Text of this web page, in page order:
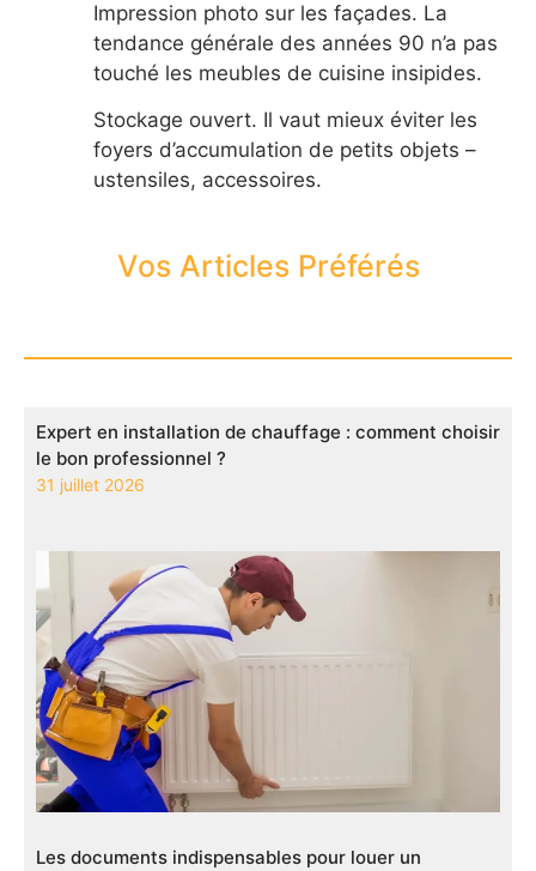
Impression photo sur les façades. La
tendance générale des années 90 n’a pas
touché les meubles de cuisine insipides.
Stockage ouvert. Il vaut mieux éviter les
foyers d’accumulation de petits objets –
ustensiles, accessoires.
Vos Articles Préférés
Expert en installation de chauffage : comment choisir
le bon professionnel ?
31 juillet 2026
Les documents indispensables pour louer un